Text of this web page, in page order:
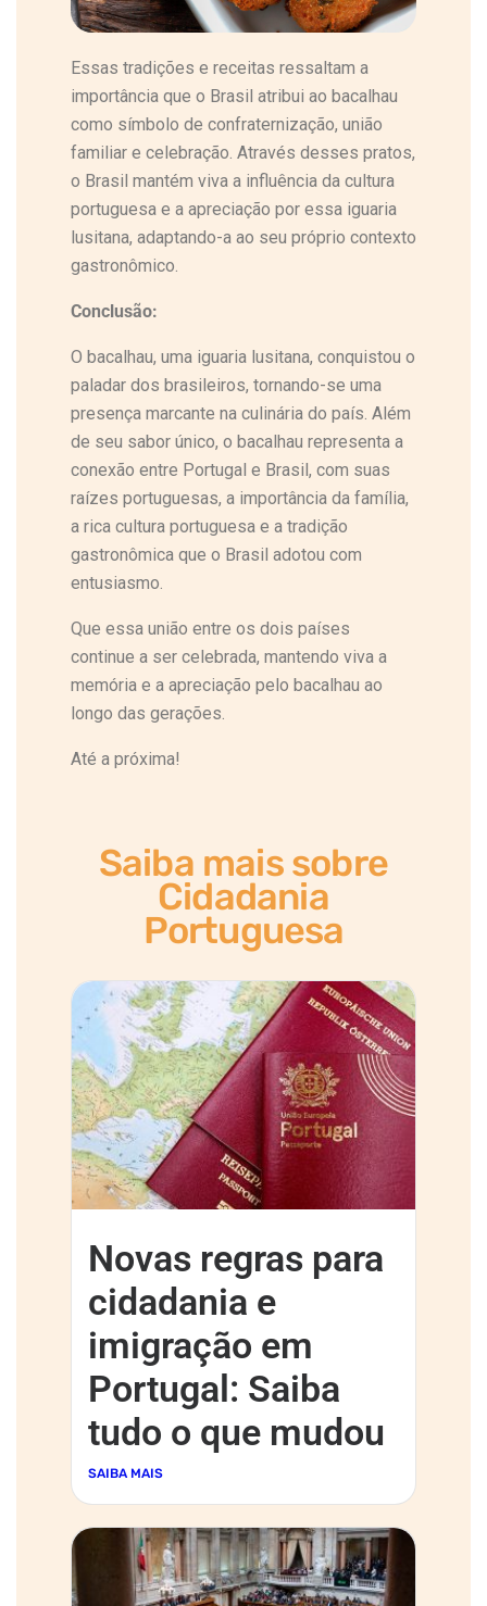
Essas tradições e receitas ressaltam a
importância que o Brasil atribui ao bacalhau
como símbolo de confraternização, união
familiar e celebração. Através desses pratos,
o Brasil mantém viva a influência da cultura
portuguesa e a apreciação por essa iguaria
lusitana, adaptando-a ao seu próprio contexto
gastronômico.
Conclusão:
O bacalhau, uma iguaria lusitana, conquistou o
paladar dos brasileiros, tornando-se uma
presença marcante na culinária do país. Além
de seu sabor único, o bacalhau representa a
conexão entre Portugal e Brasil, com suas
raízes portuguesas, a importância da família,
a rica cultura portuguesa e a tradição
gastronômica que o Brasil adotou com
entusiasmo.
Que essa união entre os dois países
continue a ser celebrada, mantendo viva a
memória e a apreciação pelo bacalhau ao
longo das gerações.
Até a próxima!
Saiba mais sobre
Cidadania
Portuguesa
Novas regras para
cidadania e
imigração em
Portugal: Saiba
tudo o que mudou
SAIBA MAIS